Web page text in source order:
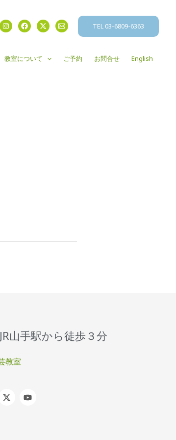
TEL 03-6809-6363
教室について ご予約 お問合せ English
山手駅から徒歩３分
教室